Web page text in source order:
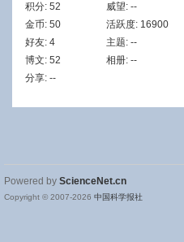
积分: 52 威望: --
金币: 50 活跃度: 16900
好友: 4 主题: --
博文: 52 相册: --
分享: --
Powered by ScienceNet.cn
Copyright © 2007-2026 中国科学报社